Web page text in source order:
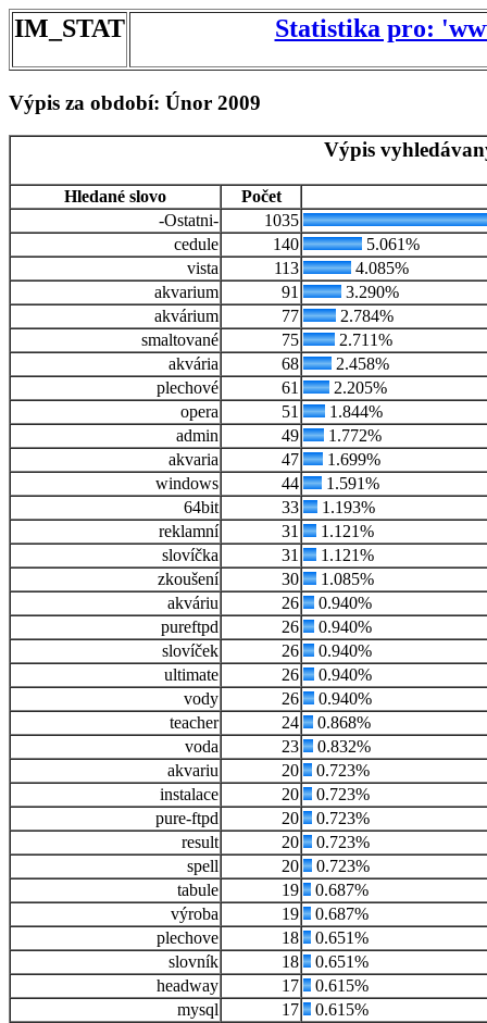
IM_STAT Statistika pro:
Výpis za období: Únor 2009
Výpis
Hledané slovo
Počet
-Ostatni-
1035
cedule
140
5.061%
vista
113
4.085%
akvarium
91
3.290%
akvárium
77
2.784%
smaltované
75
2.711%
akvária
68
2.458%
plechové
61
2.205%
opera
51
1.844%
admin
49
1.772%
akvaria
47
1.699%
windows
44
1.591%
64bit
33
1.193%
reklamní
31
1.121%
slovíčka
31
1.121%
zkoušení
30
1.085%
akváriu
26
0.940%
pureftpd
26
0.940%
slovíček
26
0.940%
ultimate
26
0.940%
vody
26
0.940%
teacher
24
0.868%
voda
23
0.832%
akvariu
20
0.723%
instalace
20
0.723%
pure-ftpd
20
0.723%
result
20
0.723%
spell
20
0.723%
tabule
19
0.687%
výroba
19
0.687%
plechove
18
0.651%
slovník
18
0.651%
headway
17
0.615%
mysql
17
0.615%